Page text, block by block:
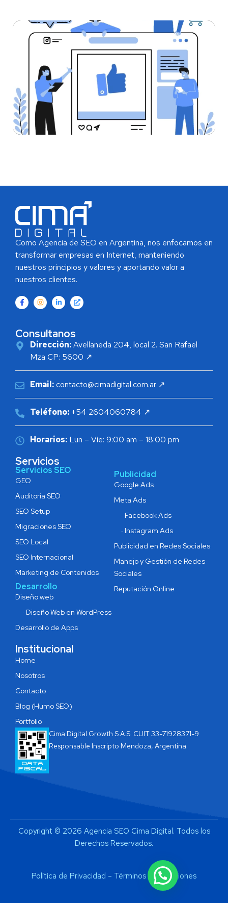
Como Agencia de SEO en Argentina, nos enfocamos en
transformar empresas en Internet, manteniendo
nuestros principios y valores y aportando valor a
nuestros clientes.
Consultanos
Dirección:Avellaneda 204, local 2. San Rafael
Mza CP: 5600 ↗
Email:contacto@cimadigital.com.ar ↗
Teléfono:+54 2604060784 ↗
Horarios:Lun – Vie: 9:00 am – 18:00 pm
Servicios
Servicios SEO
GEO
Auditoría SEO
SEO Setup
Migraciones SEO
SEO Local
SEO Internacional
Marketing de Contenidos
Desarrollo
Diseño web
· Diseño Web en WordPress
Desarrollo de Apps
Publicidad
Google Ads
Meta Ads
· Facebook Ads
· Instagram Ads
Publicidad en Redes Sociales
Manejo y Gestión de Redes
Sociales
Reputación Online
Institucional
Home
Nosotros
Contacto
Blog (Humo SEO)
Portfolio
Cima Digital Growth S.A.S. CUIT 33-71928371-9
Responsable Inscripto Mendoza, Argentina
Copyright © 2026 Agencia SEO Cima Digital. Todos los
Derechos Reservados.
Política de Privacidad – Términos y Condiciones